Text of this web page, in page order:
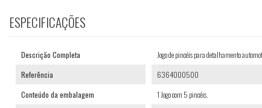
ESPECIFICAÇÕES
Descrição Completa
Jogo de pincéis para detalhamento
Referência
6364000500
Conteúdo da embalagem
1 Jogo com 5 pincéis.